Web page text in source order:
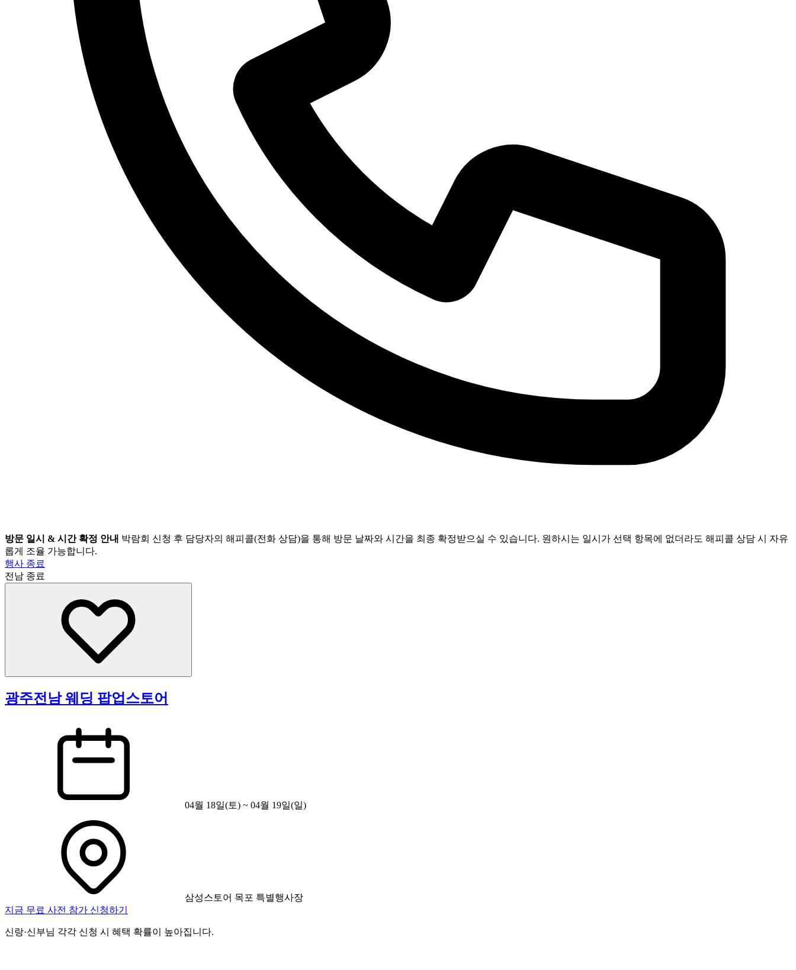
방문 일시 & 시간 확정 안내 박람회 신청 후 담당자의 해피콜(전화 상담)을 통해 방문 날짜와 시간을 최종 확정받으실 수 있습니다. 원하시는 일시가 선택 항목에 없더라도 해피콜 상담 시 자유
롭게 조율 가능합니다.
행사 종료
전남 종료
광주전남 웨딩 팝업스토어
04월 18일(토) ~ 04월 19일(일)
삼성스토어 목포 특별행사장
지금 무료 사전 참가 신청하기
신랑·신부님 각각 신청 시 혜택 확률이 높아집니다.